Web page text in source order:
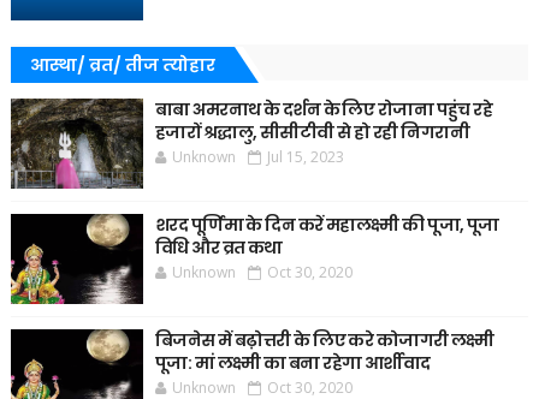
आस्था/ व्रत/ तीज त्‍योहार
बाबा अमरनाथ के दर्शन के लिए रोजाना पहुंच रहे
हजारों श्रद्धालु, सीसीटीवी से हो रही निगरानी
Unknown Jul 15, 2023
शरद पूर्णिमा के दिन करें महालक्ष्मी की पूजा, पूजा
विधि और व्रत कथा
Unknown Oct 30, 2020
बिजनेस में बढ़ोत्तरी के लिए करे कोजागरी लक्ष्मी
पूजा: मां लक्ष्मी का बना रहेगा आर्शीवाद
Unknown Oct 30, 2020